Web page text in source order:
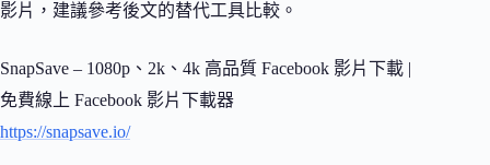
影片，建議參考後文的替代工具比較。
SnapSave – 1080p、2k、4k 高品質 Facebook 影片下載 |
免費線上 Facebook 影片下載器
https://snapsave.io/